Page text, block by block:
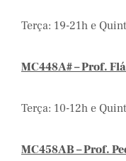
Terça: 19-21h e
MC448A# – Prof.
Terça: 10-12h e
MC458AB – Prof.